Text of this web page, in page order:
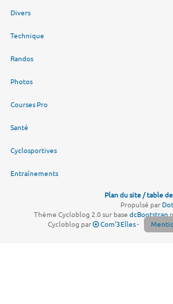
Divers
Technique
Randos
Photos
Courses Pro
Santé
Cyclosportives
Entraînements
Plan du site / table
Propulsé par
Thème Cycloblog 2.0 sur base dcBootstrap
Cycloblog par
Com'3Elles-